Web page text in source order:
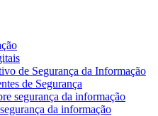
de Segurança da Informação
de Segurança
segurança da informação
da informação